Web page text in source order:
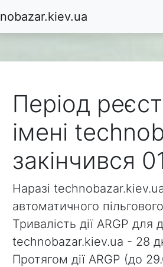
Період
імені
закінчився
Наразі
автоматичного
Тривалість дії ARGP для
technobazar.kiev.ua - 28
Протягом дії ARGP (до